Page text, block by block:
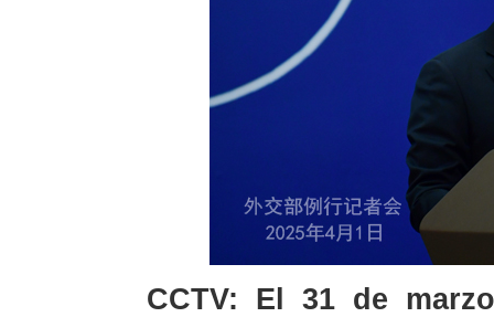
CCTV: El 31 de